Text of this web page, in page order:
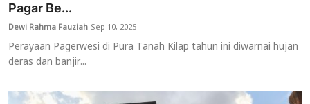
Pagar Be...
Dewi Rahma Fauziah Sep 10, 2025
Perayaan Pagerwesi di Pura Tanah Kilap tahun ini diwarnai hujan
deras dan banjir...